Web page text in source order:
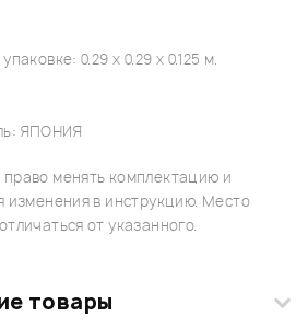
0.29 x 0.29 x 0.125 м.
ЯПОНИЯ
менять комплектацию и
изменения в инструкцию. Место
от указанного.
товары